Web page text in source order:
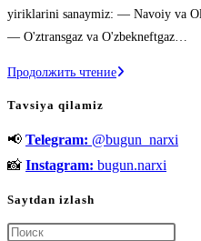
yiriklarini sanaymiz: — Navoiy va
— O'ztransgaz va O'zbekneftgaz…
Продолжить чтениеO’zbekistonning
kompaniyalari
haqida
Tavsiya qilamiz
📢 Telegram: @bugun_narxi
📸 Instagram: bugun.narxi
Saytdan izlash